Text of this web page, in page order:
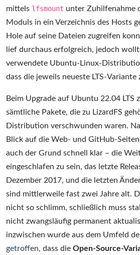
mittels lfsmount unter Zuhilfenahme
Moduls in ein Verzeichnis des Hosts
Hole auf seine Dateien zugreifen
lief durchaus erfolgreich, jedoch
verwendete Ubuntu-Linux-
dass die jeweils neueste LTS-Variante
Beim Upgrade auf Ubuntu 22.04 LTS
sämtliche Pakete, die zu LizardFS
Distribution verschwunden waren.
Blick auf die Web- und GitHub-
auch der Grund schnell klar – die
eingeschlafen zu sein, das letzte
Dezember 2017, und die letzten
sind mittlerweile fast zwei Jahre alt.
nicht so schlimm, schließlich muss
nicht zwangsläufig permanent
inzwischen wurde aus dem Umfeld
getroffen, dass die Open-Source-